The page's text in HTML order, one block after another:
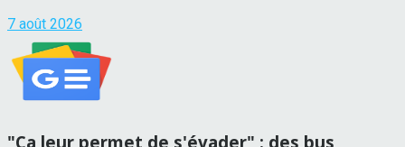
7 août 2026
"Ça leur permet de s'évader" : des bus